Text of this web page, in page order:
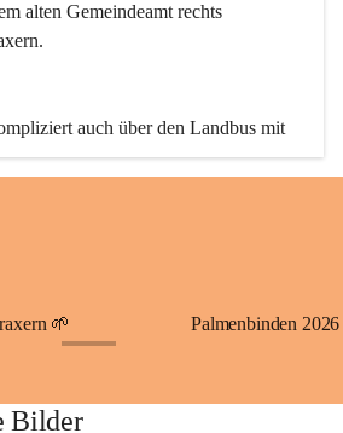
alten Gemeindeamt rechts
auch über den Landbus mit
zu erreichen. Die Linie
und Feiertagen können Sie bequem
zur gewünschten Zeit zu Ihrer
Sowohl von Weiler kommend nach
Weiler.
🌱 Palmenbinden 2026
Bilder